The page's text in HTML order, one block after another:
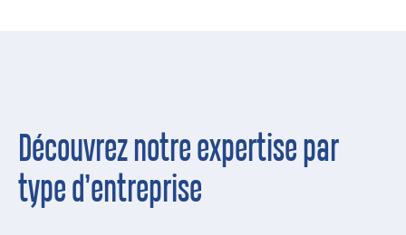
Découvrez notre expertise par
type d’entreprise